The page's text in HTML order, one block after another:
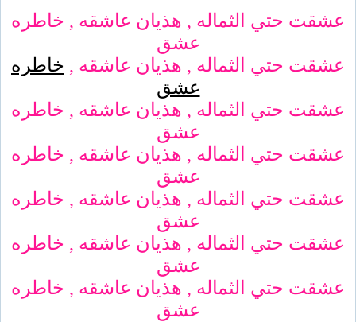
عشقت حتي الثماله , هذيان عاشقه , خاطره
عشق
عشقت حتي الثماله , هذيان عاشقه , خاطره
عشق
عشقت حتي الثماله , هذيان عاشقه , خاطره
عشق
عشقت حتي الثماله , هذيان عاشقه , خاطره
عشق
عشقت حتي الثماله , هذيان عاشقه , خاطره
عشق
عشقت حتي الثماله , هذيان عاشقه , خاطره
عشق
عشقت حتي الثماله , هذيان عاشقه , خاطره
عشق